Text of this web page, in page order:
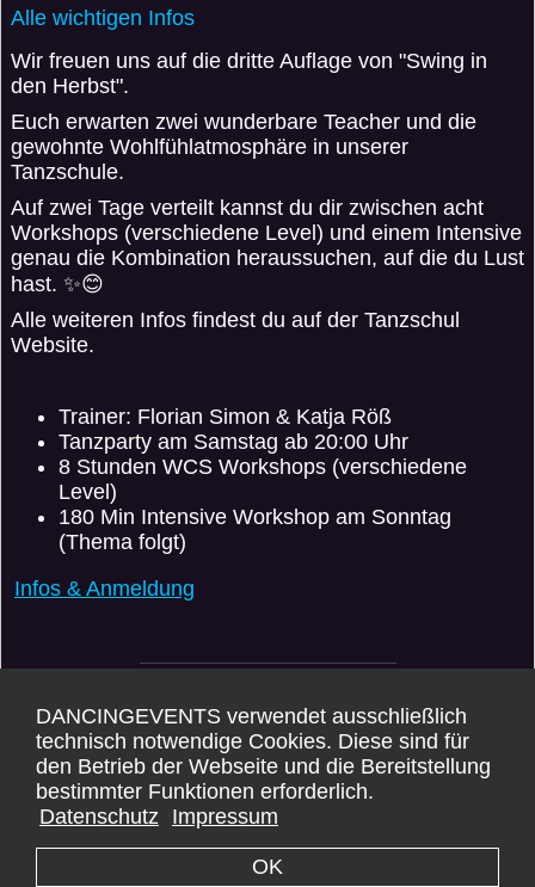
Alle wichtigen Infos
Wir freuen uns auf die dritte Auflage von "Swing in
den Herbst".
Euch erwarten zwei wunderbare Teacher und die
gewohnte Wohlfühlatmosphäre in unserer
Tanzschule.
Auf zwei Tage verteilt kannst du dir zwischen acht
Workshops (verschiedene Level) und einem Intensive
genau die Kombination heraussuchen, auf die du Lust
hast. ✨😊
Alle weiteren Infos findest du auf der Tanzschul
Website.
Trainer: Florian Simon & Katja Röß
Tanzparty am Samstag ab 20:00 Uhr
8 Stunden WCS Workshops (verschiedene
Level)
180 Min Intensive Workshop am Sonntag
(Thema folgt)
Infos & Anmeldung
https://www.harmony-westies.de/
Karte
Datenschutz -
DANCINGEVENTS verwendet ausschließlich
technisch notwendige Cookies. Diese sind für
den Betrieb der Webseite und die Bereitstellung
bestimmter Funktionen erforderlich.
Datenschutz
Impressum
OK